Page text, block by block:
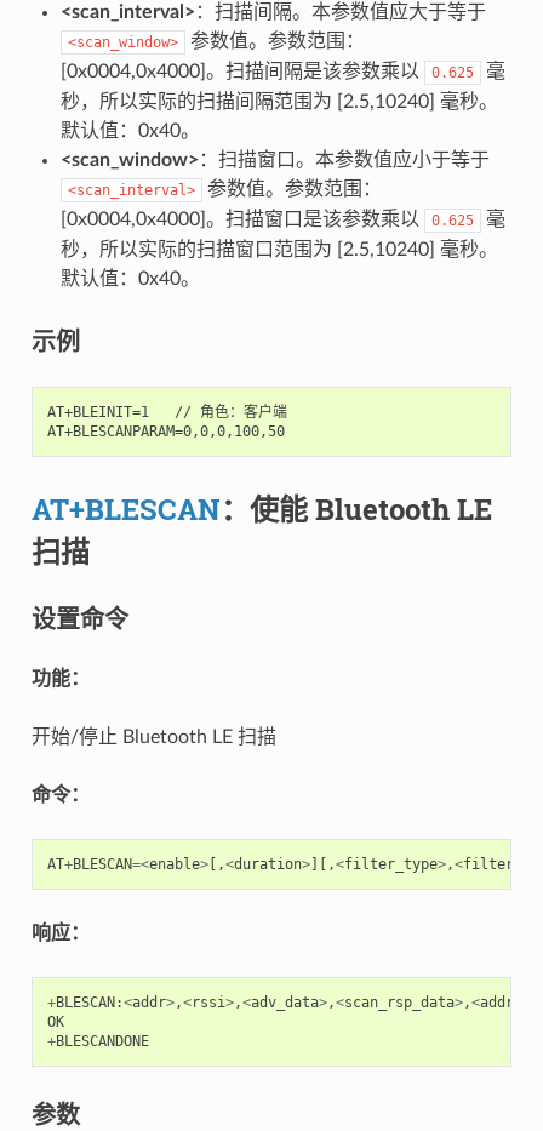
<scan_interval> ：扫描间隔。本参数值应大于等于
<scan_window>
参数值。参数范围：
[0x0004,0x4000]。扫描间隔是该参数乘以
0.625
毫
秒，所以实际的扫描间隔范围为 [2.5,10240] 毫秒。
默认值：0x40。
<scan_window> ：扫描窗口。本参数值应小于等于
<scan_interval>
参数值。参数范围：
[0x0004,0x4000]。扫描窗口是该参数乘以
0.625
毫
秒，所以实际的扫描窗口范围为 [2.5,10240] 毫秒。
默认值：0x40。
示例
AT+BLEINIT=1   // 角色：客户端
AT+BLESCANPARAM=0,0,0,100,50
AT+BLESCAN：使能 Bluetooth LE
扫描
设置命令
功能：
开始/停止 Bluetooth LE 扫描
命令：
AT+BLESCAN=<enable>[,<duration>][,<filter_type>,<
响应：
+BLESCAN:<addr>,<rssi>,<adv_data>,<scan_rsp_data>,<
OK
+BLESCANDONE
参数